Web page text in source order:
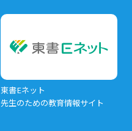
東書Eネット
先生のための教育情報サイト